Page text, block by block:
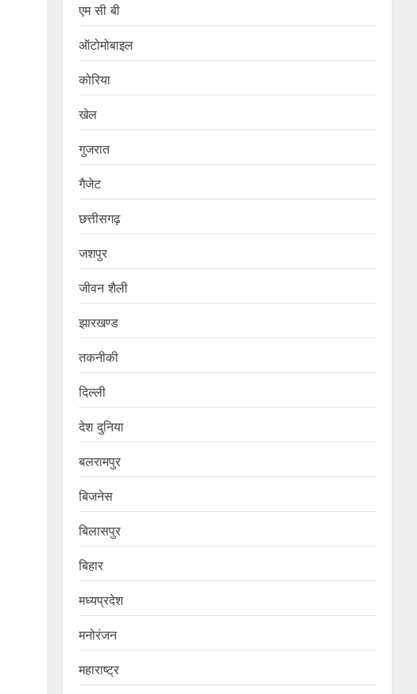
एम सी बी
ऑटोमोबाइल
कोरिया
खेल
गुजरात
गैजेट
छत्तीसगढ़
जशपुर
जीवन शैली
झारखण्ड
तकनीकी
दिल्ली
देश दुनिया
बलरामपुर
बिजनेस
बिलासपुर
बिहार
मध्यप्रदेश
मनोरंजन
महाराष्ट्र